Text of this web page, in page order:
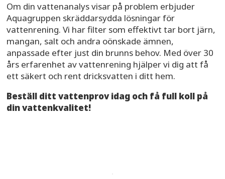
Om din vattenanalys visar på problem erbjuder
Aquagruppen skräddarsydda lösningar för
vattenrening. Vi har filter som effektivt tar bort järn,
mangan, salt och andra oönskade ämnen,
anpassade efter just din brunns behov. Med över 30
års erfarenhet av vattenrening hjälper vi dig att få
ett säkert och rent dricksvatten i ditt hem.
Beställ ditt vattenprov idag och få full koll på
din vattenkvalitet!